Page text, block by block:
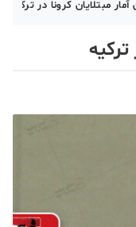
مبتلایان کرونا در ترکیه
ترکیه